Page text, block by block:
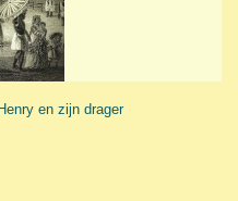
en zijn drager